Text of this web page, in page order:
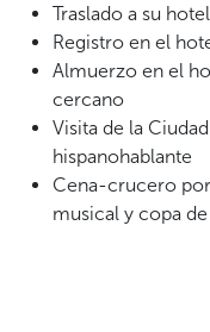
Traslado a su
Registro en el
Almuerzo en el
cercano
Visita de la
hispanohablante
Cena-crucero
musical y copa